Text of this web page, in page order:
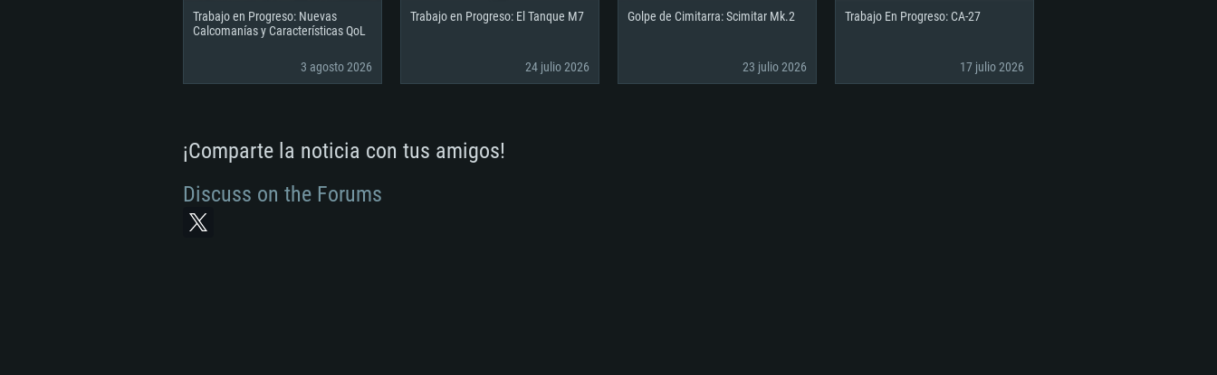
Trabajo en Progreso: Nuevas
Calcomanías y Características QoL
3 agosto 2026
Trabajo en Progreso: El Tanque M7
24 julio 2026
Golpe de Cimitarra: Scimitar Mk.2
23 julio 2026
Trabajo En Progreso: CA-27
17 julio 2026
¡Comparte la noticia con tus amigos!
Discuss on the Forums